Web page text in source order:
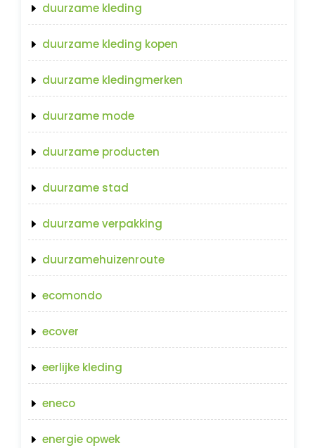
duurzame kleding
duurzame kleding kopen
duurzame kledingmerken
duurzame mode
duurzame producten
duurzame stad
duurzame verpakking
duurzamehuizenroute
ecomondo
ecover
eerlijke kleding
eneco
energie opwek